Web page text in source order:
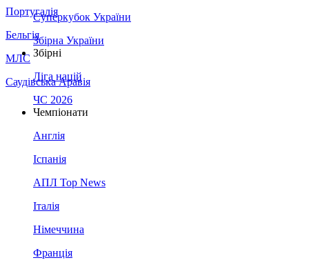
Португалія
Бельгія
МЛС
Саудівська Аравія
Суперкубок України
Збірна України
Збірні
Ліга націй
ЧС 2026
Чемпіонати
Англія
Іспанія
АПЛ Top News
Італія
Німеччина
Франція